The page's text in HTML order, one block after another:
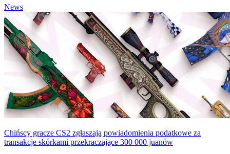
News
Chińscy gracze CS2 zgłaszają powiadomienia podatkowe za
transakcje skórkami przekraczające 300 000 juanów